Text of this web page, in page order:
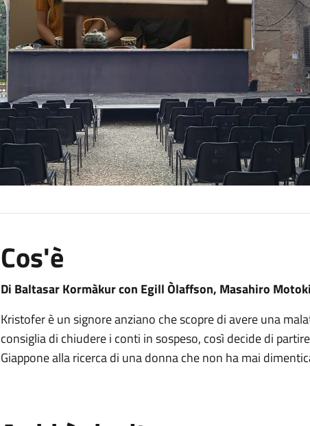
Cos'è
Di Baltasar Kormàkur con Egill Òlaffson, Masahiro
Kristofer è un signore anziano che scopre di avere una
consiglia di chiudere i conti in sospeso, così decide di
Giappone alla ricerca di una donna che non ha mai